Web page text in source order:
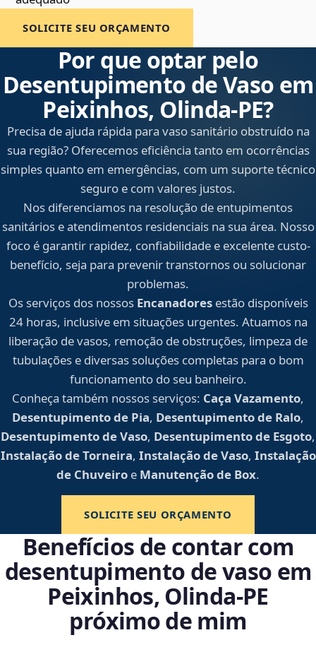
SOLICITE SEU ORÇAMENTO
Por que optar pelo
Desentupimento de Vaso em
Peixinhos, Olinda‑PE?
Precisa de ajuda rápida para vaso sanitário obstruído na
sua região? Oferecemos eficiência tanto em ocorrências
simples quanto em emergências, com um suporte técnico
seguro e com valores justos.
Nos diferenciamos na resolução de entupimentos
sanitários e atendimentos residenciais na sua área. Nosso
foco é garantir rapidez, confiabilidade e excelente custo-
benefício, seja para prevenir transtornos ou solucionar
problemas.
Os serviços dos nossos Encanadoresestão disponíveis
24 horas, inclusive em situações urgentes. Atuamos na
liberação de vasos, remoção de obstruções, limpeza de
tubulações e diversas soluções completas para o bom
funcionamento do seu banheiro.
Conheça também nossos serviços: Caça Vazamento,
Desentupimento de Pia, Desentupimento de Ralo,
Desentupimento de Vaso, Desentupimento de Esgoto,
Instalação de Torneira, Instalação de Vaso, Instalação
de Chuveiro e Manutenção de Box.
SOLICITE SEU ORÇAMENTO
Benefícios de contar com
desentupimento de vaso em
Peixinhos, Olinda‑PE
próximo de mim